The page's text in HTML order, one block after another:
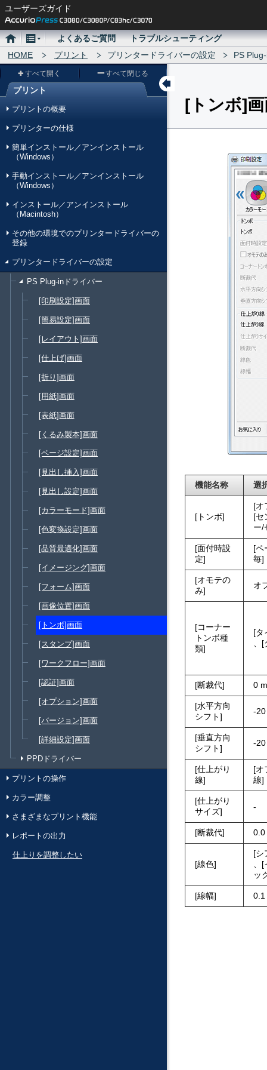
ユーザーズガイド
ホ
ー
メ
ニ
ュ
ー
よくあるご質問
トラブルシューティング
HOME
プリント プリンタードライバーの設定 PS
メ
ー
プリント
すべて開く すべて閉じる
プリントの概要
プリンターの仕様
簡単インストール／アンインストール
（Windows）
手動インストール／アンインストール
（Windows）
インストール／アンインストール
（Macintosh）
その他の環境でのプリンタードライバーの
登録
プリンタードライバーの設定
PS Plug-inドライバー
[印刷設定]画面
[簡易設定]画面
[レイアウト]画面
[仕上げ]画面
[折り]画面
[用紙]画面
[表紙]画面
[くるみ製本]画面
[ページ設定]画面
[見出し挿入]画面
[見出し設定]画面
[カラーモード]画面
[色変換設定]画面
[品質最適化]画面
[イメージング]画面
[フォーム]画面
[画像位置]画面
[トンボ]画面
[スタンプ]画面
[ワークフロー]画面
[認証]画面
[オプション]画面
[バージョン]画面
[詳細設定]画面
PPDドライバー
プリントの操作
カラー調整
さまざまなプリント機能
レポートの出力
仕上りを調整したい
トンボ
機能名称 選
トンボ
オ
セ
ー/
面付時設
定
ペ
毎
オモテの
み
オ
コーナー
トンボ種
類
タ
断裁代 0
水平方向
シフト
-
垂直方向
シフト
-
仕上がり
線
オ
線
仕上がり
サイズ
-
断裁代 0.0
線色
シ
ッ
線幅 0.1